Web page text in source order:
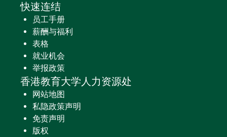
快速连结
员工手册
薪酬与福利
表格
就业机会
举报政策
香港教育大学人力资源处
网站地图
私隐政策声明
免责声明
版权